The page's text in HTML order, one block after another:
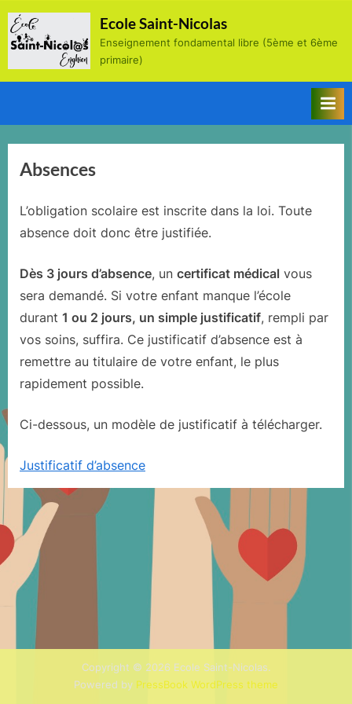
Skip
to
content
Ecole Saint-Nicolas
Enseignement fondamental libre (5ème et 6ème
primaire)
Absences
L’obligation scolaire est inscrite dans la loi. Toute
absence doit donc être justifiée.
Dès 3 jours d’absence, un certificat médical vous
sera demandé. Si votre enfant manque l’école
durant 1 ou 2 jours, un simple justificatif, rempli par
vos soins, suffira. Ce justificatif d’absence est à
remettre au titulaire de votre enfant, le plus
rapidement possible.
Ci-dessous, un modèle de justificatif à télécharger.
Justificatif d’absence
Copyright © 2026 Ecole Saint-Nicolas.
Powered by PressBook WordPress theme